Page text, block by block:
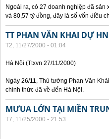
Ngoài ra, có 27 doanh nghiệp đã sản
và 80,57 tỷ đồng, đây là số vốn điều
TT PHAN VĂN KHAI DỰ
T2, 11/27/2000 - 01:04
Hà Nội (Ttxvn 27/11/2000)
Ngày 26/11, Thủ tướng Phan Văn
chính thức đã về đến Hà Nội.
MƯUA LỚN TẠI MIỀN
T7, 11/25/2000 - 21:53